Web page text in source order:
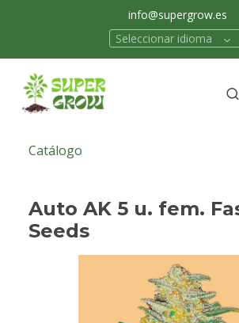
info@supergrow.es
Seleccionar idioma
Catálogo
Auto AK 5 u. fem.
Seeds